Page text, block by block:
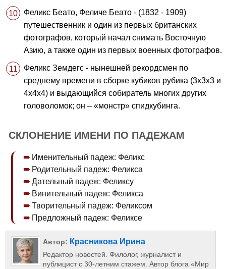
Феликс Беато, Феличе Беато - (1832 - 1909)
путешественник и один из первых британских
фотографов, который начал снимать Восточную
Азию, а также один из первых военных фотографов.
Феликс Земдегс - нынешней рекордсмен по
среднему времени в сборке кубиков рубика (3х3х3 и
4х4х4) и выдающийся собиратель многих других
головоломок; он – «монстр» спидкубинга.
СКЛОНЕНИЕ ИМЕНИ ПО ПАДЕЖАМ
Именительный падеж: Феликс
Родительный падеж: Феликса
Дательный падеж: Феликсу
Винительный падеж: Феликса
Творительный падеж: Феликсом
Предложный падеж: Феликсе
Автор: Красникова Ирина
Редактор новостей. Филолог, журналист и
публицист с 30-летним стажем. Автор блога «Мир